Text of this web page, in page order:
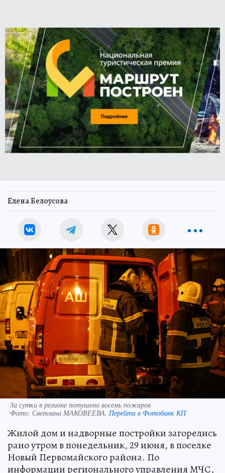
Елена Белоусова
За сутки в регионе потушено восемь пожаров
Фото: Светлана МАКОВЕЕВА. Перейти в Фотобанк КП
Жилой дом и надворные постройки загорелись
рано утром в понедельник, 29 июня, в поселке
Новый Первомайского района. По
информации регионального управления МЧС,